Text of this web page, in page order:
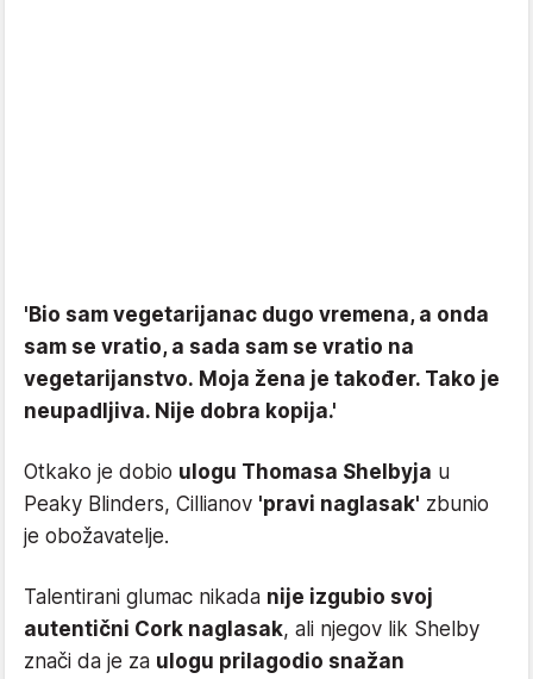
'Bio sam vegetarijanac dugo vremena, a onda
sam se vratio, a sada sam se vratio na
vegetarijanstvo. Moja žena je također. Tako je
neupadljiva. Nije dobra kopija.'
Otkako je dobio ulogu Thomasa Shelbyja u
Peaky Blinders, Cillianov 'pravi naglasak' zbunio
je obožavatelje.
Talentirani glumac nikada nije izgubio svoj
autentični Cork naglasak, ali njegov lik Shelby
znači da je za ulogu prilagodio snažan